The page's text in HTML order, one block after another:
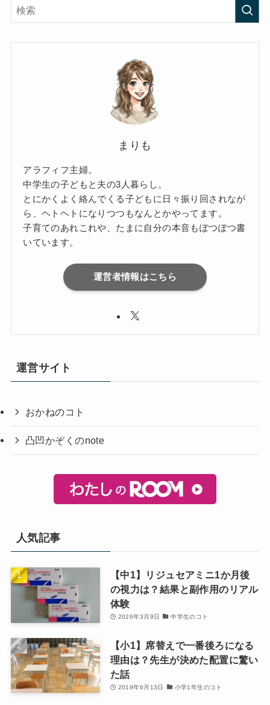
まりも
アラフィフ主婦。
中学生の子どもと夫の3人暮らし。
とにかくよく絡んでくる子どもに日々振り回されなが
ら、ヘトヘトになりつつもなんとかやってます。
子育てのあれこれや、たまに自分の本音もぽつぽつ書
いています。
運営者情報はこちら
運営サイト
おかねのコト
凸凹かぞくのnote
人気記事
【中1】リジュセアミニ1か月後
の視力は？結果と副作用のリアル
体験
2026年3月9日 中学生のコト
【小1】席替えで一番後ろになる
理由は？先生が決めた配置に驚い
た話
2019年6月13日 小学1年生のコト